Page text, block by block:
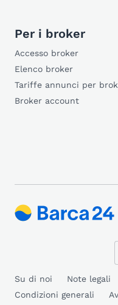
Per i broker
Accesso broker
Elenco broker
Tariffe annunci per
Broker account
Su di noi Note legali
Condizioni generali